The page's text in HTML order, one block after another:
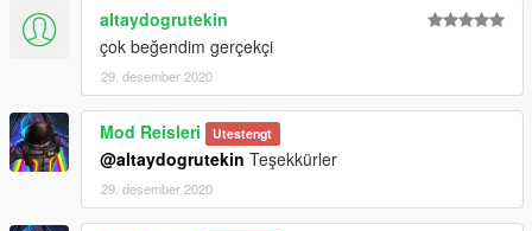
--------------------------------------------------------------------------------
-----------------------------------------
Link of our Discord Server:https://discord.gg/pYZ97YH6aG
--------------------------------------------------------------------------------
-----------------------------------------
altaydogrutekin
çok beğendim gerçekçi
29. desember 2020
Mod Reisleri Utestengt
@altaydogrutekin Teşekkürler
29. desember 2020